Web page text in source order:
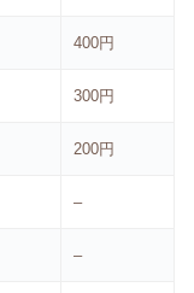
400円
300円
200円
–
–